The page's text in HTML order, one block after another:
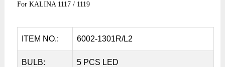
For KALINA 1117 / 1119
ITEM NO.: 6002-1301R/L2
BULB: 5 PCS LED